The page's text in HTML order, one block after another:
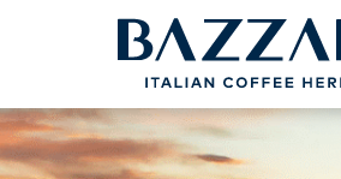
Spedizione gratuita, in